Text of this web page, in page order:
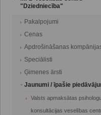
"Dziedniecība"
Pakalpojumi
Cenas
Apdrošināšanas
Speciālisti
Ģimenes ārsti
Jaunumi / īpašie
Valsts apmaksātas
konsultācijas veselības